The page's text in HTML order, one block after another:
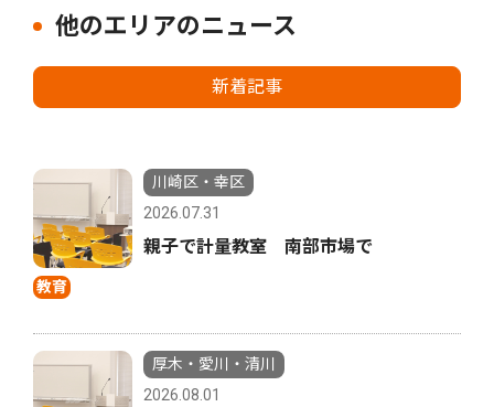
他のエリアのニュース
新着記事
教育
川崎区・幸区
2026.07.31
親子で計量教室 南部市場で
厚木・愛川・清川
2026.08.01